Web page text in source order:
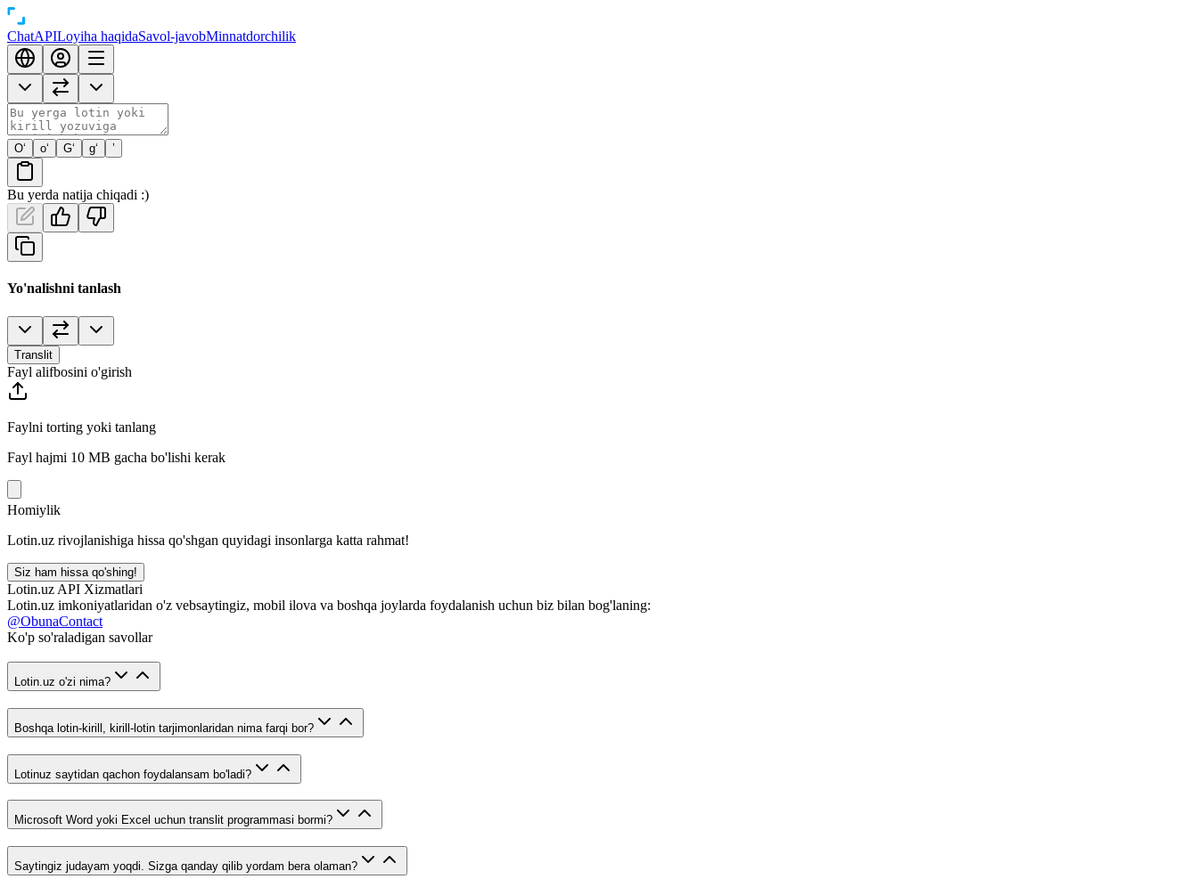
ChatAPILoyiha haqidaSavol-javobMinnatdorchilik
O‘ o‘ G‘ g‘ ’
Bu yerda natija chiqadi :)
Yo'nalishni tanlash
Translit
Fayl alifbosini o'girish
Faylni torting yoki tanlang
Fayl hajmi 10 MB gacha bo'lishi kerak
Homiylik
Lotin.uz rivojlanishiga hissa qo'shgan quyidagi insonlarga katta rahmat!
Siz ham hissa qo'shing!
Lotin.uz API Xizmatlari
Lotin.uz imkoniyatlaridan o'z vebsaytingiz, mobil ilova va boshqa joylarda foydalanish uchun biz bilan bog'laning:
@ObunaContact
Ko'p so'raladigan savollar
Lotin.uz o'zi nima?
Boshqa lotin-kirill, kirill-lotin tarjimonlaridan nima farqi bor?
Lotinuz saytidan qachon foydalansam bo'ladi?
Microsoft Word yoki Excel uchun translit programmasi bormi?
Saytingiz judayam yoqdi. Sizga qanday qilib yordam bera olaman?